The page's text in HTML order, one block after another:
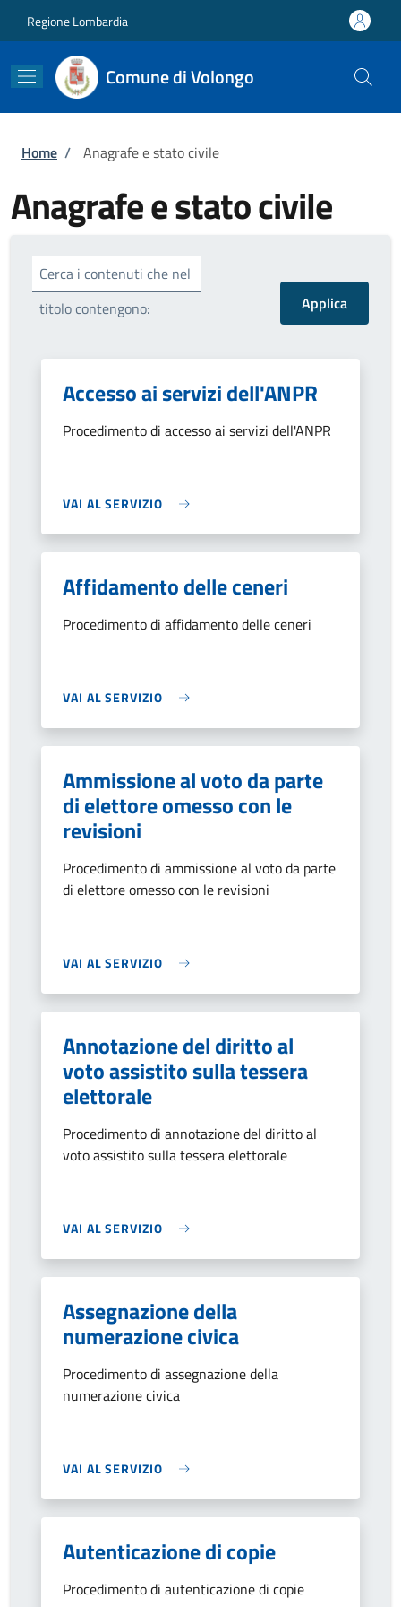
Regione Lombardia
Comune di Volongo
Briciole di pane
Home / Anagrafe e stato civile
Anagrafe e stato civile
Cerca i contenuti che nel
titolo contengono:
Accesso ai servizi dell'ANPR
Procedimento di accesso ai servizi dell'ANPR
VAI AL SERVIZIO
Affidamento delle ceneri
Procedimento di affidamento delle ceneri
VAI AL SERVIZIO
Ammissione al voto da parte
di elettore omesso con le
revisioni
Procedimento di ammissione al voto da parte
di elettore omesso con le revisioni
VAI AL SERVIZIO
Annotazione del diritto al
voto assistito sulla tessera
elettorale
Procedimento di annotazione del diritto al
voto assistito sulla tessera elettorale
VAI AL SERVIZIO
Assegnazione della
numerazione civica
Procedimento di assegnazione della
numerazione civica
VAI AL SERVIZIO
Autenticazione di copie
Procedimento di autenticazione di copie